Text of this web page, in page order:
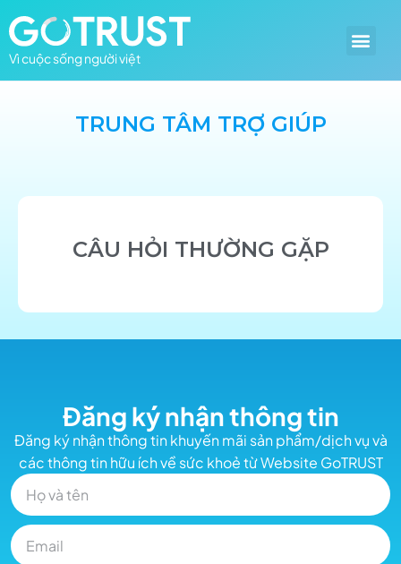
Vì cuộc sống người việt
TRUNG TÂM TRỢ GIÚP
CÂU HỎI THƯỜNG GẶP
Đăng ký nhận thông tin
Đăng ký nhận thông tin khuyến mãi sản phẩm/dịch vụ và
các thông tin hữu ích về sức khoẻ từ Website GoTRUST